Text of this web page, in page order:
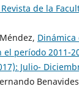
Revista de la
Dinámica
período 2011-
Julio-